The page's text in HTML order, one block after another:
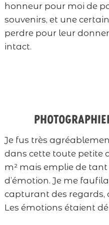
honneur pour moi de
souvenirs, et une
perdre pour leur
intact.
Je fus très
dans cette toute petite
m² mais emplie de
d’émotion. Je me
capturant des regards,
Les émotions étaient